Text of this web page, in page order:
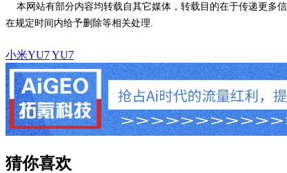
本网站有部分内容均转载自其它媒体，转载目的在于传递更多
在规定时间内给予删除等相关处理.
小米YU7YU7
猜你喜欢